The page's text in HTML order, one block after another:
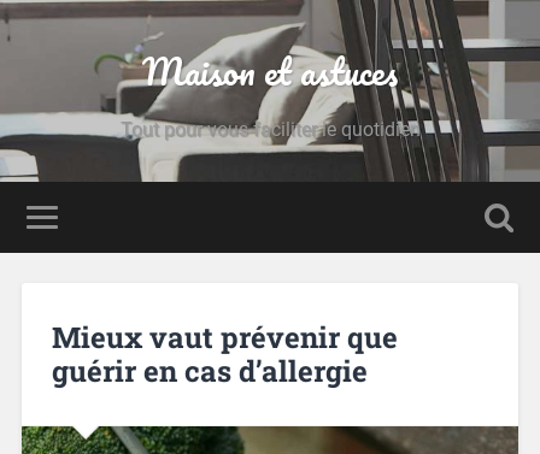
Maison et astuces
Tout pour vous faciliter le quotidien
Mieux vaut prévenir que
guérir en cas d’allergie